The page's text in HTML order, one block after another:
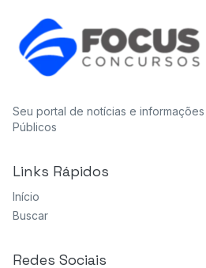
Seu portal de notícias e
Públicos
Links Rápidos
Início
Buscar
Redes Sociais